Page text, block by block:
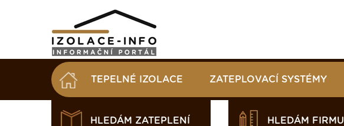
TEPELNÉ IZOLACE ZATEPLOVACÍ SYSTÉMY
HLEDÁM ZATEPLENÍ HLEDÁM FIRMU